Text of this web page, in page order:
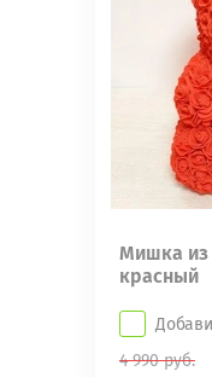
Мишка из
красный
4 990руб.